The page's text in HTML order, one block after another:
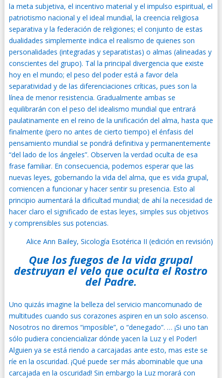
la meta subjetiva, el incentivo material y el impulso espiritual, el
patriotismo nacional y el ideal mundial, la creencia religiosa
separativa y la federación de religiones; el conjunto de estas
dualidades simplemente indica el realismo de quienes son
personalidades (integradas y separatistas) o almas (alineadas y
conscientes del grupo). Tal la principal divergencia que existe
hoy en el mundo; el peso del poder está a favor dela
separatividad y de las diferenciaciones críticas, pues son la
línea de menor resistencia. Gradualmente ambas se
equilibrarán con el peso del idealismo mundial que entrará
paulatinamente en el reino de la unificación del alma, hasta que
finalmente (pero no antes de cierto tiempo) el énfasis del
pensamiento mundial se pondrá definitiva y permanentemente
“del lado de los ángeles”. Observen la verdad oculta de esa
frase familiar. En consecuencia, podemos esperar que las
nuevas leyes, gobernando la vida del alma, que es vida grupal,
comiencen a funcionar y hacer sentir su presencia. Esto al
principio aumentará la dificultad mundial; de ahí la necesidad de
hacer claro el significado de estas leyes, simples sus objetivos
y comprensibles sus potencias.
Alice Ann Bailey, Sicología Esotérica II (edición en revisión)
Que los fuegos de la vida grupal
destruyan el velo que oculta el Rostro
del Padre.
Uno quizás imagine la belleza del servicio mancomunado de
multitudes cuando sus corazones aspiren en un solo ascenso.
Nosotros no diremos “imposible”, o “denegado”. … ¡Si uno tan
sólo pudiera conciencializar dónde yacen la Luz y el Poder!
Alguien ya se está riendo a carcajadas ante esto, mas este se
ríe en la oscuridad. ¡Qué puede ser más abominable que una
carcajada en la oscuridad! Sin embargo la Luz morará con